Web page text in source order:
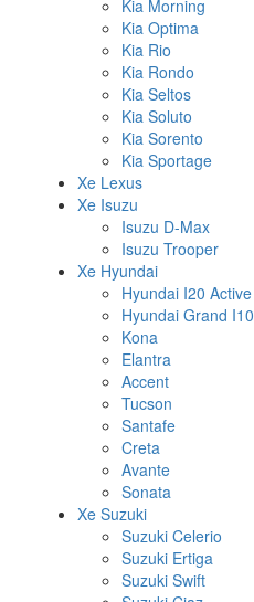
Kia Morning
Kia Optima
Kia Rio
Kia Rondo
Kia Seltos
Kia Soluto
Kia Sorento
Kia Sportage
Xe Lexus
Xe Isuzu
Isuzu D-Max
Isuzu Trooper
Xe Hyundai
Hyundai I20 Active
Hyundai Grand I10
Kona
Elantra
Accent
Tucson
Santafe
Creta
Avante
Sonata
Xe Suzuki
Suzuki Celerio
Suzuki Ertiga
Suzuki Swift